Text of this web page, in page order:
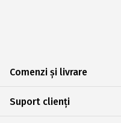
Comenzi și livrare
Suport clienți